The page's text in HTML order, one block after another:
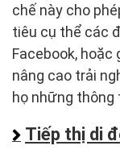
chế này cho
tiêu cụ thể các
Facebook,
nâng cao trải
họ những thông
Tiếp thị di